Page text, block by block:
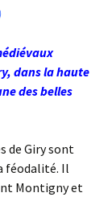
dans la haute
des belles
de Giry sont
féodalité. Il
Montigny et